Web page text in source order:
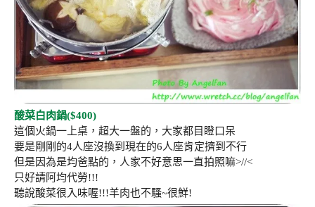
酸菜白肉鍋($400)
這個火鍋一上桌，超大一盤的，大家都目瞪口呆
要是剛剛的4人座沒換到現在的6人座肯定擠到不行
但是因為是均爸點的，人家不好意思一直拍照嘛>//<
只好請阿均代勞!!!
聽說酸菜很入味喔!!!羊肉也不騷~很鮮!